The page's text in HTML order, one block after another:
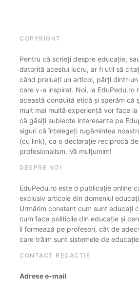
COPYRIGHT
Pentru că scrieți despre educație,
datorită acestui lucru, ar fi util să
când preluați un articol, părți dintr-
care v-a inspirat. Noi, la EduPedu.ro
această conduită etică și sperăm că
mult mai multă experiență vor face
că găsiți subiecte interesante pe
siguri că înțelegeți rugămintea
(cu link), ca o declarație reciprocă
profesionalism. Vă mulțumim!
DESPRE NOI
EduPedu.ro este o publicație online
exclusiv articole din domeniul
Urmărim constant cum sunt educați
cum face politicile din educație și
îi formează pe profesori, cât de
care trăim sunt sistemele de
CONTACT REDACȚIE
Adrese e-mail